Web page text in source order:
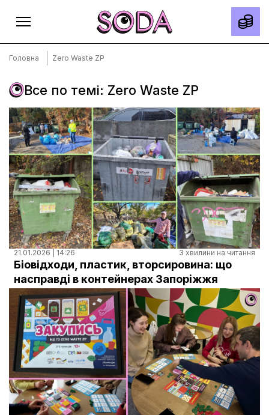
Головна
Тексти
Спецпроєкти
Slow news
Місто
Про нас
Редакційна політика
Правила використання матеріалів
Документи
Головна Zero Waste ZP
Все по темі: Zero Waste ZP
21.01.2026 | 14:26 3 хвилини на читання
Біовідходи, пластик, вторсировина: що
насправді в контейнерах Запоріжжя